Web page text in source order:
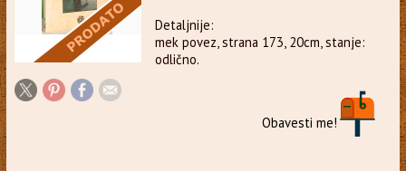
Detaljnije:
mek povez, strana 173, 20cm, stanje:
odlično.
Obavesti me!